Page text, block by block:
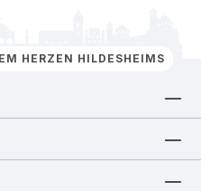
HERZEN HILDESHEIMS